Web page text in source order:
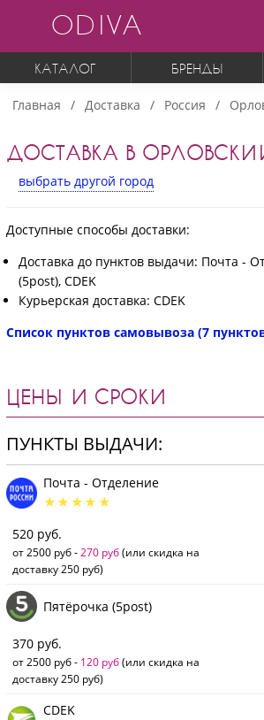
ODIVA
КАТАЛОГ БРЕНДЫ
Главная Доставка Россия
ДОСТАВКА В
выбрать другой город
Доступные способы доставки:
Доставка до пунктов выдачи: Почта -
(5post), CDEK
Курьерская доставка: CDEK
Список пунктов самовывоза (7
ЦЕНЫ И СРОКИ
ПУНКТЫ ВЫДАЧИ:
Почта - Отделение
520 руб.
от 2500 руб -270 руб(или скидка на
доставку 250 руб)
Пятёрочка (5post)
370 руб.
от 2500 руб - 120 руб(или скидка на
доставку 250 руб)
CDEK